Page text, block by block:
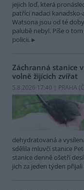
jejich loď, která
patřící nadaci
Watsona jsou od té
palubě nebyl. Píše o
policii.
Záchranná stanice
volně žijících zvířat
5.8.2026 17:40 | PRAHA (
dehydratovaná a
sdělila mluvčí stanice
stanice denně ošetří
jich za jeden týden